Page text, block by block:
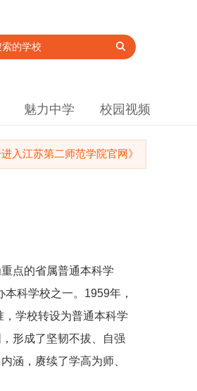
魅力中学 校园视频
进入江苏第二师范学院官网》
点的省属普通本科学
科学校之一。1959年，
学校转设为普通本科学
形成了坚韧不拔、自强
涵，赓续了学高为师、